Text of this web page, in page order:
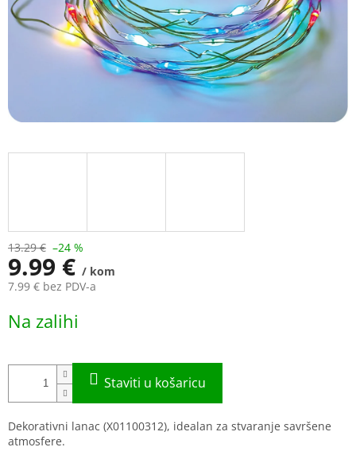
13.29 € –24 %
9.99 € / kom
7.99 € bez PDV-a
price:
Na zalihi
Dekorativni lanac (X01100312), idealan za stvaranje savršene
atmosfere.